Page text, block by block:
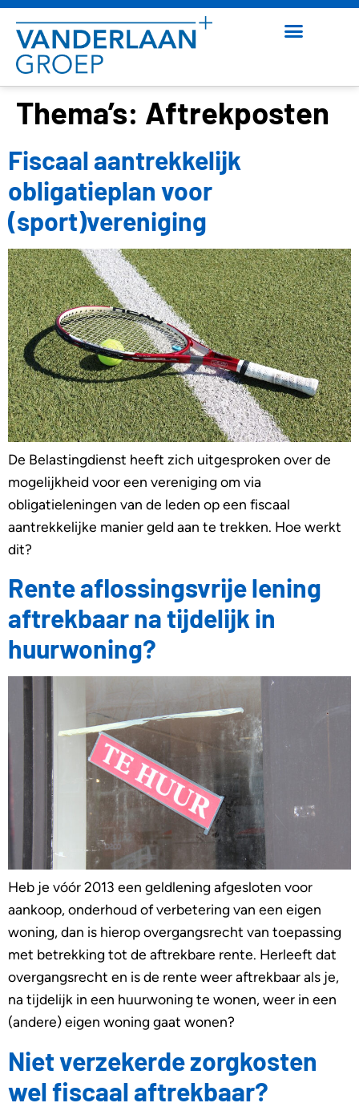
Thema’s: Aftrekposten
Fiscaal aantrekkelijk
obligatieplan voor
(sport)vereniging
De Belastingdienst heeft zich uitgesproken over de
mogelijkheid voor een vereniging om via
obligatieleningen van de leden op een fiscaal
aantrekkelijke manier geld aan te trekken. Hoe werkt
dit?
Rente aflossingsvrije lening
aftrekbaar na tijdelijk in
huurwoning?
Heb je vóór 2013 een geldlening afgesloten voor
aankoop, onderhoud of verbetering van een eigen
woning, dan is hierop overgangsrecht van toepassing
met betrekking tot de aftrekbare rente. Herleeft dat
overgangsrecht en is de rente weer aftrekbaar als je,
na tijdelijk in een huurwoning te wonen, weer in een
(andere) eigen woning gaat wonen?
Niet verzekerde zorgkosten
wel fiscaal aftrekbaar?